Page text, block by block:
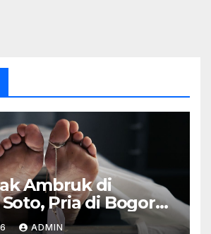
Ambruk di
Pria di Bogor
Sebelum Makan
ADMIN